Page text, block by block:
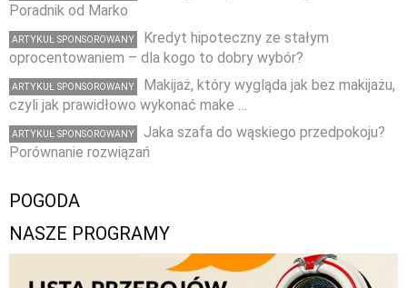
Poradnik od Marko
ARTYKUŁ SPONSOROWANY
Kredyt hipoteczny ze stałym
oprocentowaniem – dla kogo to dobry wybór?
ARTYKUŁ SPONSOROWANY
Makijaż, który wygląda jak bez makijażu,
czyli jak prawidłowo wykonać make …
ARTYKUŁ SPONSOROWANY
Jaka szafa do wąskiego przedpokoju?
Porównanie rozwiązań
POGODA
NASZE PROGRAMY